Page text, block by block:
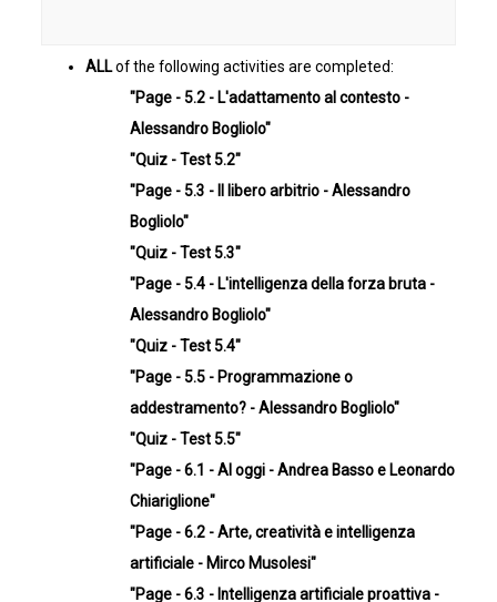
ALLof the following activities are completed:
"Page - 5.2 - L'adattamento al contesto -
Alessandro Bogliolo"
"Quiz - Test 5.2"
"Page - 5.3 - Il libero arbitrio - Alessandro
Bogliolo"
"Quiz - Test 5.3"
"Page - 5.4 - L'intelligenza della forza bruta -
Alessandro Bogliolo"
"Quiz - Test 5.4"
"Page - 5.5 - Programmazione o
addestramento? - Alessandro Bogliolo"
"Quiz - Test 5.5"
"Page - 6.1 - AI oggi - Andrea Basso e Leonardo
Chiariglione"
"Page - 6.2 - Arte, creatività e intelligenza
artificiale - Mirco Musolesi"
"Page - 6.3 - Intelligenza artificiale proattiva -